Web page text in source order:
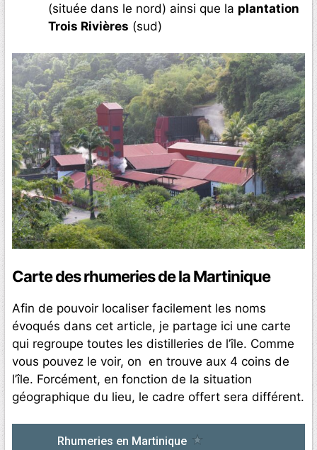
(située dans le nord) ainsi que la plantation
Trois Rivières (sud)
Carte des rhumeries de la Martinique
Afin de pouvoir localiser facilement les noms
évoqués dans cet article, je partage ici une carte
qui regroupe toutes les distilleries de l’île. Comme
vous pouvez le voir, on en trouve aux 4 coins de
l’île. Forcément, en fonction de la situation
géographique du lieu, le cadre offert sera différent.